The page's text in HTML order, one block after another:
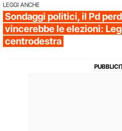
LEGGI ANCHE
Sondaggi politici, il Pd
vincerebbe le elezioni:
centrodestra